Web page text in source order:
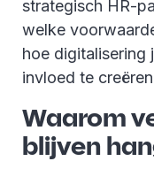
strategisch HR-
welke
hoe digitalisering
invloed te
Waarom
blijven